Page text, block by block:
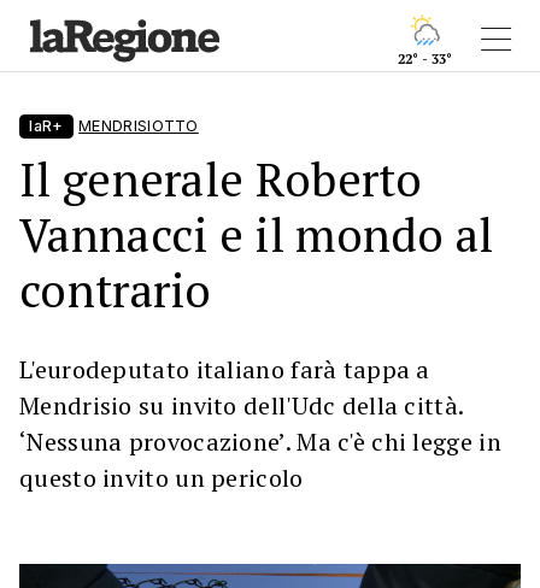
22° - 33°
laR+ MENDRISIOTTO
Il generale Roberto
Vannacci e il mondo al
contrario
L'eurodeputato italiano farà tappa a
Mendrisio su invito dell'Udc della città.
‘Nessuna provocazione’. Ma c'è chi legge in
questo invito un pericolo